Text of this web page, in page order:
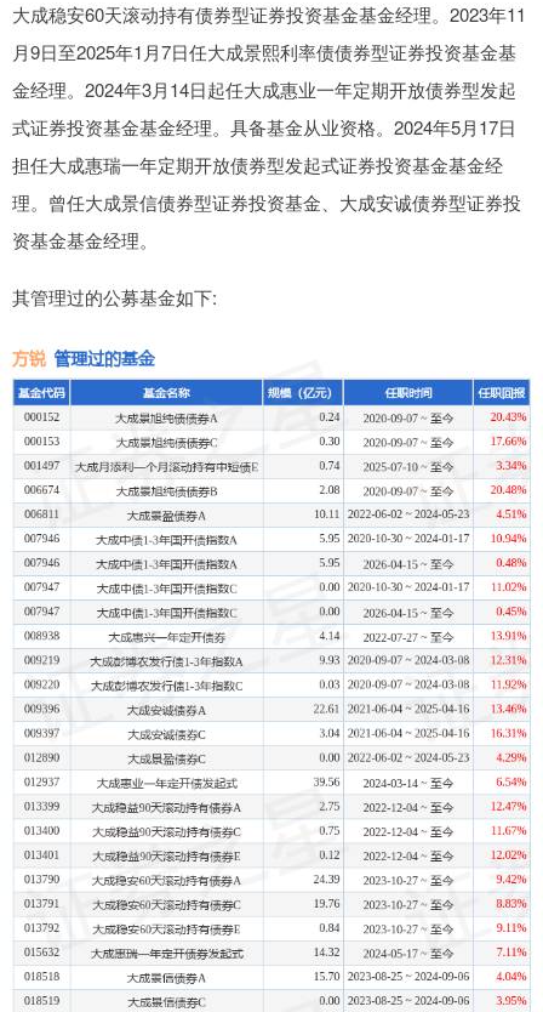
大成稳安60天滚动持有债券型证券投资基金基金经理。2023年11
月9日至2025年1月7日任大成景熙利率债债券型证券投资基金基
金经理。2024年3月14日起任大成惠业一年定期开放债券型发起
式证券投资基金基金经理。具备基金从业资格。2024年5月17日
担任大成惠瑞一年定期开放债券型发起式证券投资基金基金经
理。曾任大成景信债券型证券投资基金、大成安诚债券型证券投
资基金基金经理。
其管理过的公募基金如下: